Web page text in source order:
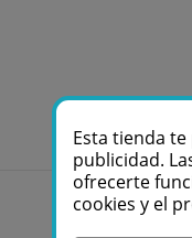
Esta tienda
publicidad.
ofrecerte
cookies y el